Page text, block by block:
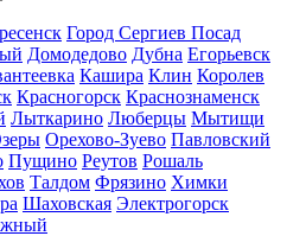
Город Сергиев Посад
Домодедово Дубна Егорьевск
Кашира Клин Королев
Красногорск Краснознаменск
Лыткарино Люберцы Мытищи
Орехово-Зуево Павловский
Пущино Реутов Рошаль
Талдом Фрязино Химки
Шаховская Электрогорск